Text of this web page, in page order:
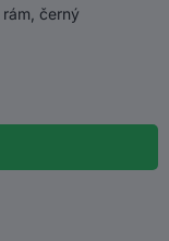
rám, černý